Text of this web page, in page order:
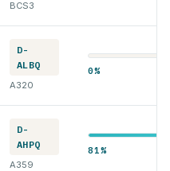
BCS3
D-
ALBQ
A320
0%
D-
AHPQ
A359
81%